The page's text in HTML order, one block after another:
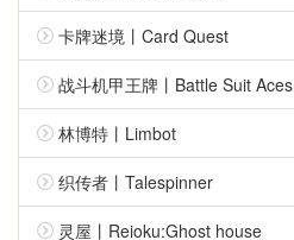
卡牌迷境丨Card Quest
战斗机甲王牌丨Battle Suit Aces
林博特丨Limbot
织传者丨Talespinner
灵屋丨Reioku:Ghost house